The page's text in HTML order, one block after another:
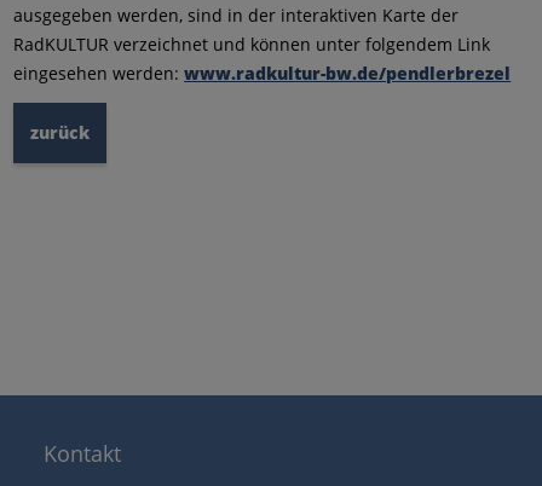
ausgegeben werden, sind in der interaktiven Karte der
RadKULTUR verzeichnet und können unter folgendem Link
eingesehen werden:www.radkultur-bw.de/pendlerbrezel
zurück
Kontakt